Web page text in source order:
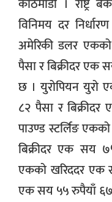
काठमाडौं । राष्ट्र
विनिमय दर
अमेरिकी डलर
पैसा र बिक्रीदर
छ । युरोपियन युरो
८२ पैसा र
पाउण्ड स्टर्लिङ
बिक्रीदर एक सय
एकको खरिददर एक
एक सय ५५ रुपैयाँ